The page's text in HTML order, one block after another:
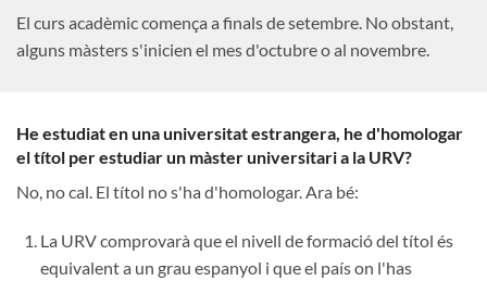
El curs acadèmic comença a finals de setembre. No obstant,
alguns màsters s'inicien el mes d'octubre o al novembre.
He estudiat en una universitat estrangera, he d'homologar
el títol per estudiar un màster universitari a la URV?
No, no cal. El títol no s'ha d'homologar. Ara bé:
La URV comprovarà que el nivell de formació del títol és
equivalent a un grau espanyol i que el país on l'has